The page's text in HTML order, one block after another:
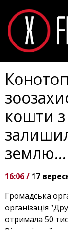
кошти
землю…
16:06 / 17
Громадська
організація
отримала 50